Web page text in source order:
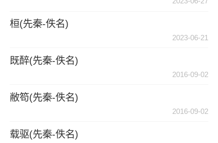
桓(先秦-佚名)
2023-06-21
既醉(先秦-佚名)
2016-09-02
敝笱(先秦-佚名)
2016-09-02
载驱(先秦-佚名)